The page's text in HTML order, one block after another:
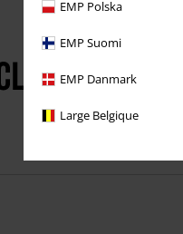
EMP Polska
EMP Suomi
EMP Danmark
Large Belgique
Profitez de
Frais
!
Des